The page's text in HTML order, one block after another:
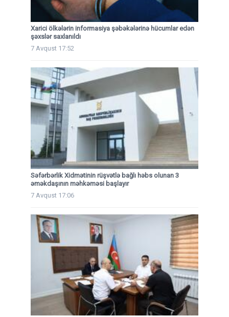
Xarici ölkələrin informasiya şəbəkələrinə hücumlar edən
şəxslər saxlanıldı
7 Avqust 17:52
Səfərbərlik Xidmətinin rüşvətlə bağlı həbs olunan 3
əməkdaşının məhkəməsi başlayır
7 Avqust 17:06